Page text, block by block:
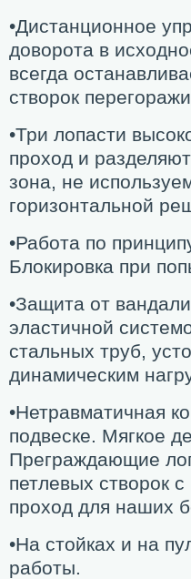
•Дистанционное
доворота в
всегда
створок
•Три лопасти
проход и
зона, не
горизонтальной
•Работа по
Блокировка при
•Защита от
эластичной
стальных труб,
динамическим
•Нетравматичная
подвеске. Мягкое
Преграждающие
петлевых створок
проход для наших
•На стойках и на
работы.